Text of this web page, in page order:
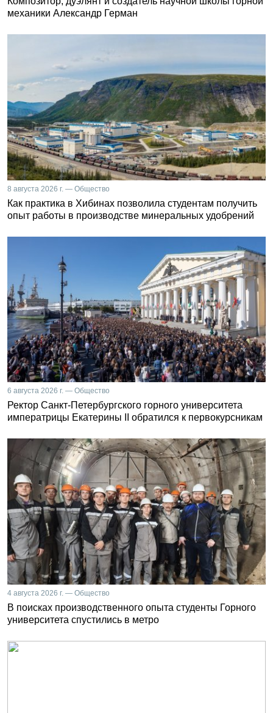
механики Александр Герман
8 августа 2026 г. — Общество
Как практика в Хибинах позволила студентам получить
опыт работы в производстве минеральных удобрений
6 августа 2026 г. — Общество
Ректор Санкт-Петербургского горного университета
императрицы Екатерины II обратился к первокурсникам
4 августа 2026 г. — Общество
В поисках производственного опыта студенты Горного
университета спустились в метро